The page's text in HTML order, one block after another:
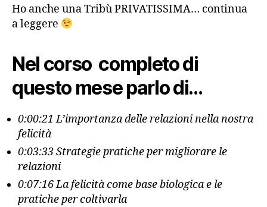
Ho anche una Tribù PRIVATISSIMA… continua
a leggere
Nel corso completo di
questo mese parlo di…
0:00:21 L’importanza delle relazioni nella nostra
felicità
0:03:33 Strategie pratiche per migliorare le
relazioni
0:07:16 La felicità come base biologica e le
pratiche per coltivarla